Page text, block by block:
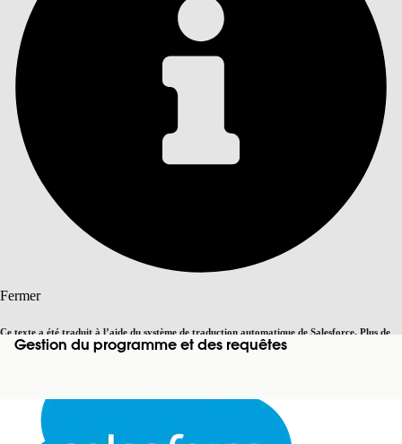
Fermer
Ce texte a été traduit à l’aide du système de traduction automatique de Salesforce. Plus de
détails, consultez < cette page.
Basculer vers la page en anglais
Gestion du programme et des requêtes
Table des matières
TABLE DES MATIÈRES
Rechercher